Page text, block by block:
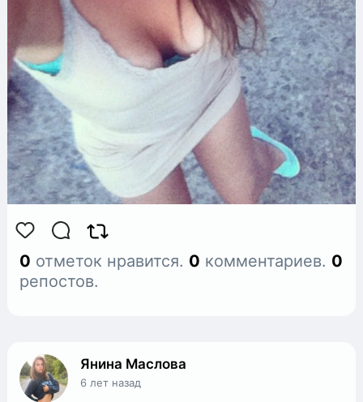
0 отметок нравится. 0 комментариев. 0
репостов.
Янина Маслова
6 лет назад